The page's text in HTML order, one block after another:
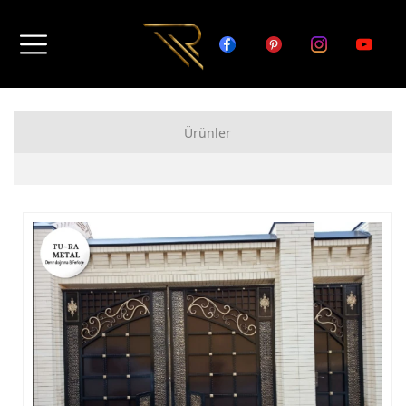
Ürünler
FERFORJE GARAJ KAPISI MODELLERİ
FERFORJE DUVAR ÜSTÜ KORKULUK MODELLERİ
FERFORJE BALKON KORKULUK MODELLERİ
FERFORJE MERDİVEN KORKULUK MODELLERİ
DEMİR MERDİVEN MODELLERİ